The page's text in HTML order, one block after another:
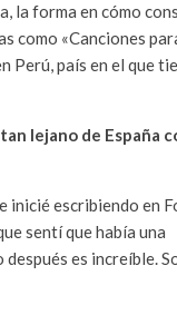
la forma en cómo
como «Canciones
Perú, país en el que
lejano de España
inicié escribiendo en
sentí que había una
es increíble.